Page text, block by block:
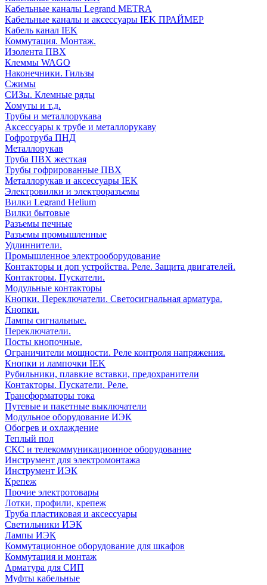
Кабельные каналы Legrand METRA
Кабельные каналы и аксессуары IEK ПРАЙМЕР
Кабель канал IEK
Коммутация. Монтаж.
Изолента ПВХ
Клеммы WAGO
Наконечники. Гильзы
Сжимы
СИЗы. Клемные ряды
Хомуты и т.д.
Трубы и металлорукава
Аксессуары к трубе и металлорукаву
Гофротруба ПНД
Металлорукав
Труба ПВХ жесткая
Трубы гофрированные ПВХ
Металлорукав и аксессуары IEK
Электровилки и электроразъемы
Вилки Legrand Helium
Вилки бытовые
Разъемы печные
Разъемы промышленные
Удлиннители.
Промышленное электрооборудование
Контакторы и доп устройства. Реле. Защита двигателей.
Контакторы. Пускатели.
Модульные контакторы
Кнопки. Переключатели. Светосигнальная арматура.
Кнопки.
Лампы сигнальные.
Переключатели.
Посты кнопочные.
Ограничители мощности. Реле контроля напряжения.
Кнопки и лампочки IEK
Рубильники, плавкие вставки, предохранители
Контакторы. Пускатели. Реле.
Трансформаторы тока
Путевые и пакетные выключатели
Модульное оборудование ИЭК
Обогрев и охлаждение
Теплый пол
СКС и телекоммуникационное оборудование
Инструмент для электромонтажа
Инструмент ИЭК
Крепеж
Прочие электротовары
Лотки, профили, крепеж
Труба пластиковая и аксессуары
Светильники ИЭК
Лампы ИЭК
Коммутационное оборудование для шкафов
Коммутация и монтаж
Арматура для СИП
Муфты кабельные